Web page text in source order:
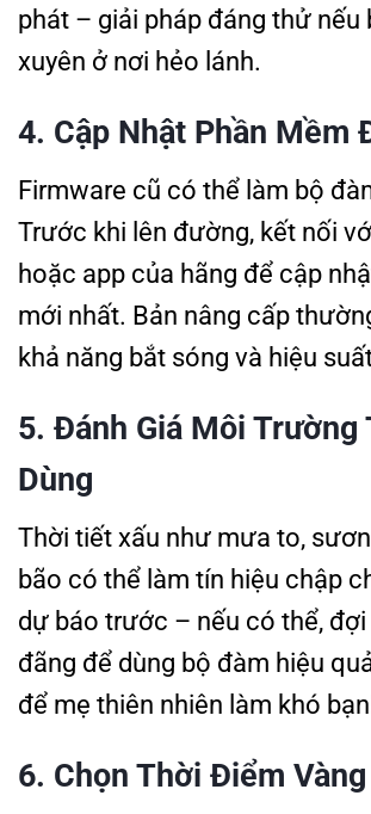
phát – giải pháp đáng thử nếu
xuyên ở nơi hẻo lánh.
4. Cập Nhật Phần Mềm
Firmware cũ có thể làm bộ
Trước khi lên đường, kết nối
hoặc app của hãng để cập
mới nhất. Bản nâng cấp
khả năng bắt sóng và hiệu
5. Đánh Giá Môi Trường
Dùng
Thời tiết xấu như mưa to,
bão có thể làm tín hiệu chập
dự báo trước – nếu có thể,
đãng để dùng bộ đàm hiệu
để mẹ thiên nhiên làm khó
6. Chọn Thời Điểm Vàng